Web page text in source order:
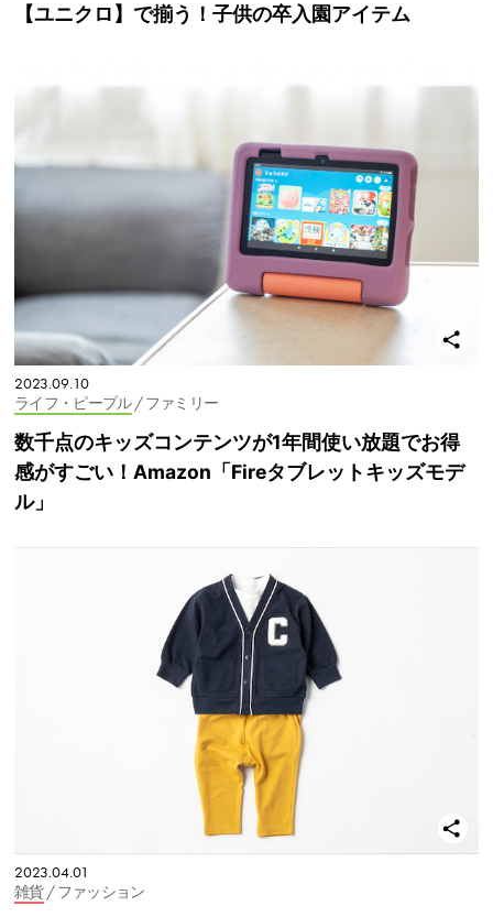
【ユニクロ】で揃う！子供の卒入園アイテム
2023.09.10
ライフ・ピープル/ ファミリー
数千点のキッズコンテンツが1年間使い放題でお得
感がすごい！Amazon「Fireタブレットキッズモデ
ル」
2023.04.01
雑貨/ ファッション